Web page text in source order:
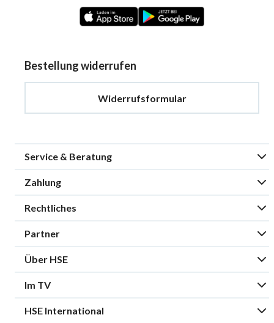
Bestellung widerrufen
Widerrufsformular
Service & Beratung
Zahlung
Rechtliches
Partner
Über HSE
Im TV
HSE International